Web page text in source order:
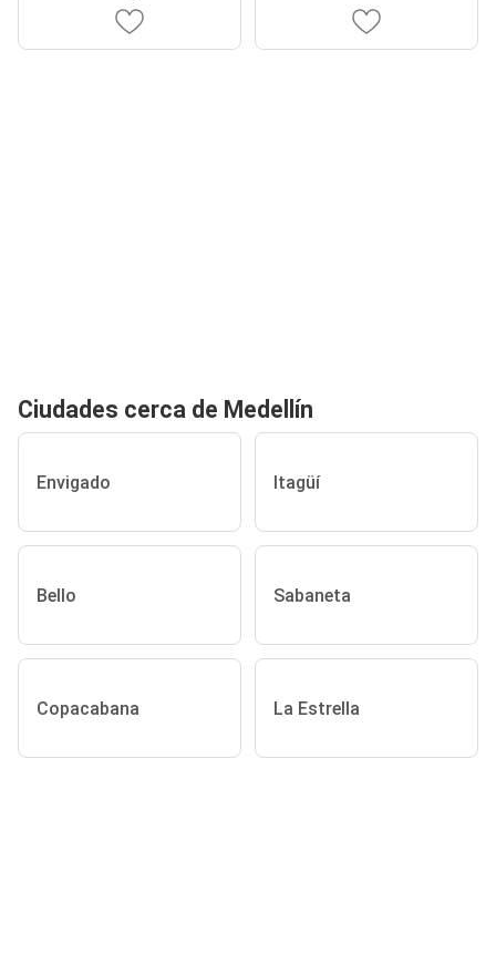
Ciudades cerca de Medellín
Envigado Itagüí
Bello Sabaneta
Copacabana La Estrella